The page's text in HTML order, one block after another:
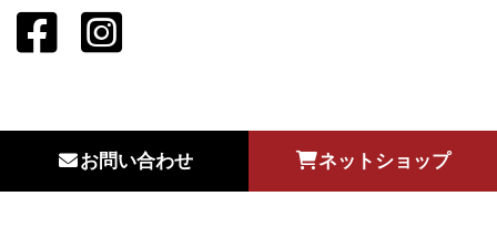
お問い合わせ ネットショップ